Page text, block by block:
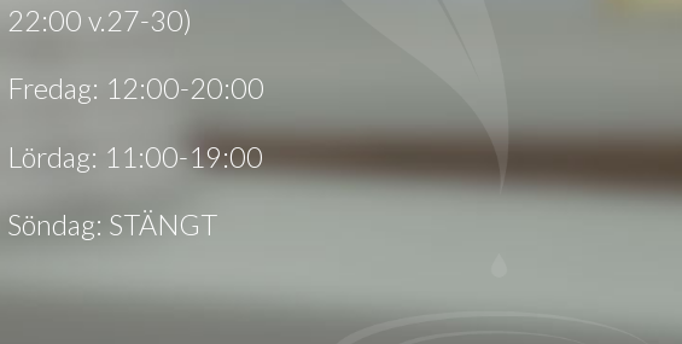
22:00 v.27-30)
Fredag: 12:00-20:00
Lördag: 11:00-19:00
Söndag: STÄNGT